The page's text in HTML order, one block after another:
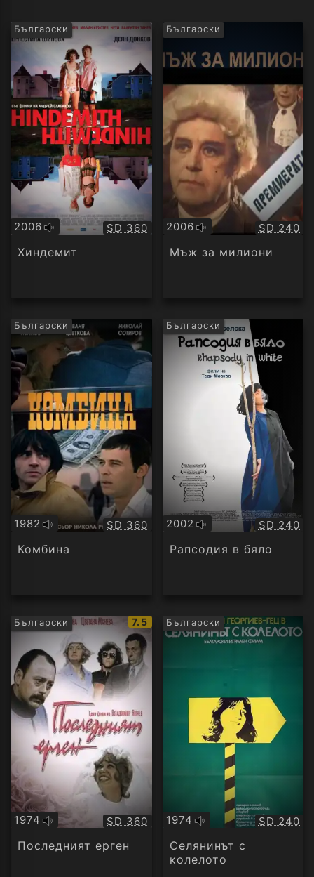
Български
2006
Оригинално
аудио
Качество:
SD 360
Хиндемит
Български
2006
Оригинално
аудио
SD 240
Мъж за милиони
Български
1982
Оригинално
аудио
Качество:
SD 360
Комбина
Български
2002
Оригинално
аудио
SD 240
Рапсодия в бяло
Български
IMDb
рейтинг:
7.5
1974
Оригинално
аудио
Качество:
SD 360
Последният ерген
Български
1974
Оригинално
аудио
SD 240
Селянинът с
колелото